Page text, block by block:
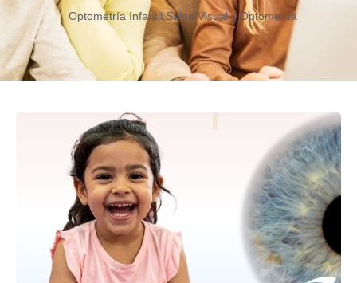
Optometría Infantil,Salud Visual y Optometría